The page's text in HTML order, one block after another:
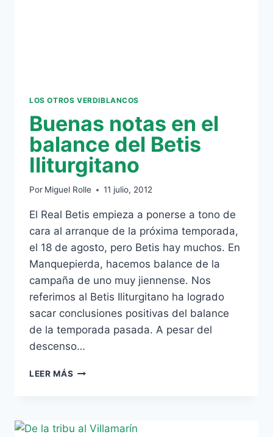
LOS OTROS VERDIBLANCOS
Buenas notas en el
balance del Betis
Iliturgitano
Por Miguel Rolle 11 julio, 2012
El Real Betis empieza a ponerse a tono de
cara al arranque de la próxima temporada,
el 18 de agosto, pero Betis hay muchos. En
Manquepierda, hacemos balance de la
campaña de uno muy jiennense. Nos
referimos al Betis Iliturgitano ha logrado
sacar conclusiones positivas del balance
de la temporada pasada. A pesar del
descenso…
LEER MÁS BUENAS
DEL